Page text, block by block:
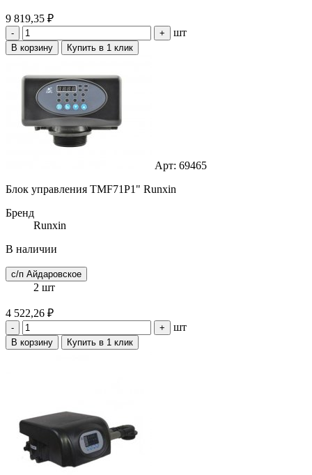
9 819,35 ₽
- + шт
В корзину Купить в 1 клик
Арт: 69465
Блок управления TMF71P1" Runxin
Бренд
Runxin
В наличии
с/п Айдаровское
2 шт
4 522,26 ₽
- + шт
В корзину Купить в 1 клик